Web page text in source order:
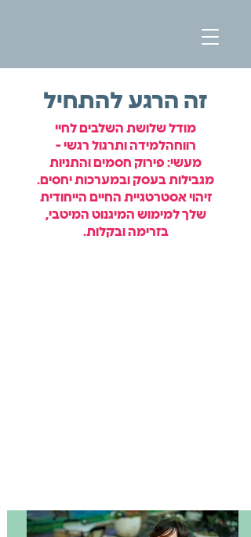
זה הרגע להתחיל
מודל שלושת השלבים לחיי
רווחהלמידה ותרגול רגשי -
מעשי: פירוק חסמים והתניות
מגבילות בעסק ובמערכות יחסים.
זיהוי אסטרטגיית החיים הייחודית
שלך למימוש המיגנוט המיטבי,
בזרימה ובקלות.